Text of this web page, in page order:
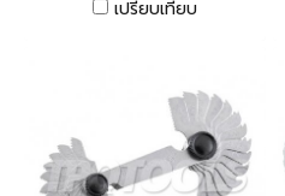
เปรียบเทียบ